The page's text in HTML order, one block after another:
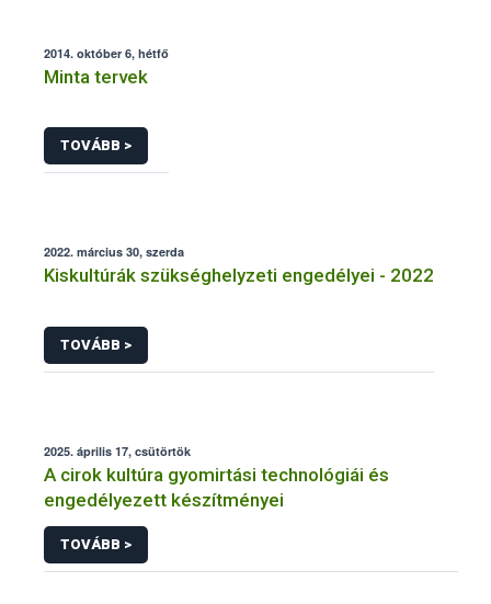
2014. október 6, hétfő
Minta tervek
TOVÁBB >
2022. március 30, szerda
Kiskultúrák szükséghelyzeti engedélyei - 2022
TOVÁBB >
2025. április 17, csütörtök
A cirok kultúra gyomirtási technológiái és
engedélyezett készítményei
TOVÁBB >